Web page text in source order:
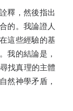
釋，然後指出
的。我論證人
這些經驗的基
我的結論是，
找真理的主體
然神學矛盾，